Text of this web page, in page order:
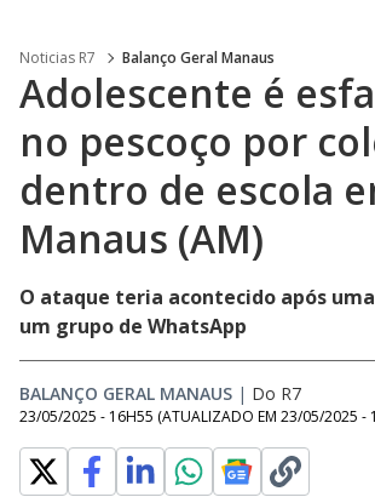
Noticias R7 Balanço Geral Manaus
Adolescente é
no pescoço por
dentro de escola
Manaus (AM)
O ataque teria acontecido após
um grupo de WhatsApp
BALANÇO GERAL MANAUS | Do R7
23/05/2025 - 16H55 (ATUALIZADO EM 23/05/2025 -